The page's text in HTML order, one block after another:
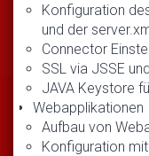
Konfiguration
und der
Connector
SSL via JSSE
JAVA Keystore
Webapplikationen
Aufbau von
Konfiguration